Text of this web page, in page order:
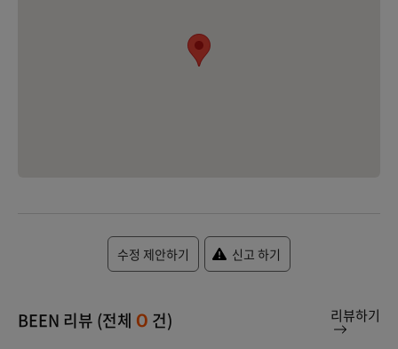
수정 제안하기 신고 하기
BEEN 리뷰 (전체 0 건) 리뷰하기